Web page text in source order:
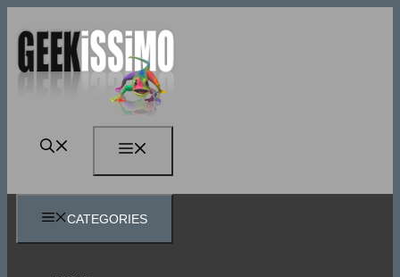
contenuto
CATEGORIES